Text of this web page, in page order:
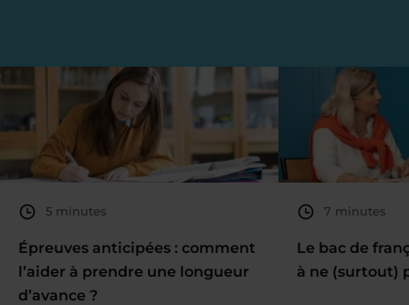
5 minutes
Épreuves anticipées : comment
l’aider à prendre une longueur
d’avance ?
7 minutes
Le bac de
à ne (surtout)